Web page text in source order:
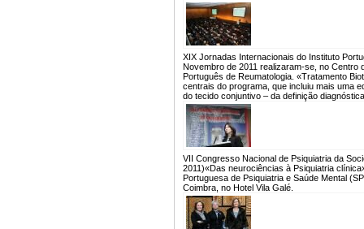
XIX Jornadas Internacionais do Instituto
Novembro de 2011 realizaram-se, no
Português de Reumatologia. «Tratamento
centrais do programa, que incluiu mais uma
do tecido conjuntivo – da definição
VII Congresso Nacional de Psiquiatria da
2011)«Das neurociências à Psiquiatria
Portuguesa de Psiquiatria e Saúde Mental
Coimbra, no Hotel Vila Galé.